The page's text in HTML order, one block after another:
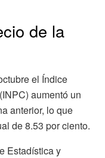
de la
el Índice
aumentó un
anterior, lo que
de 8.53 por ciento.
Estadística y